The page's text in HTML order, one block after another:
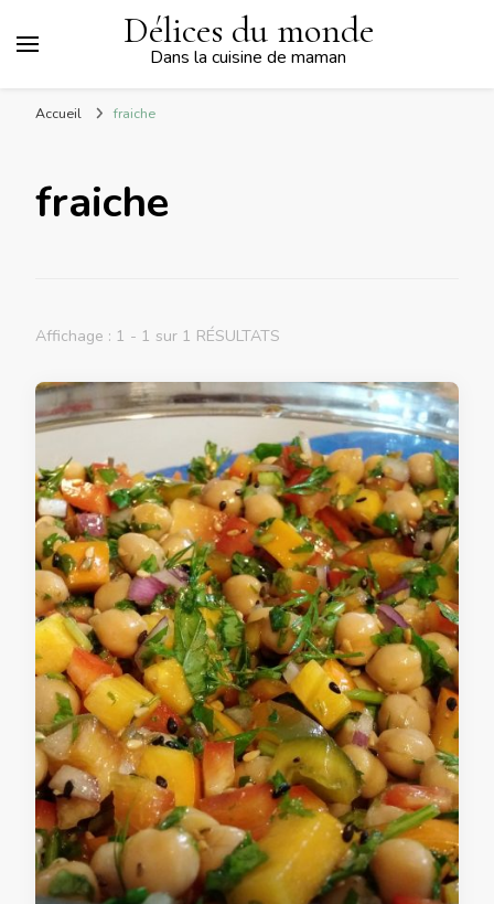
Délices du monde
Dans la cuisine de maman
Accueil fraiche
fraiche
Affichage : 1 - 1 sur 1 RÉSULTATS